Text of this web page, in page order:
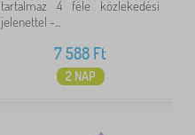
tartalmaz 4 féle közlekedési
jelenettel -...
7 588 Ft
2 NAP